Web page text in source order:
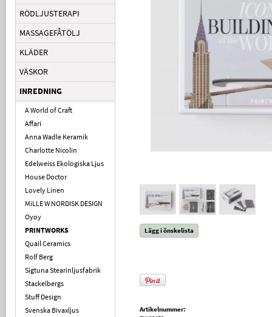
RÖDLJUSTERAPI
MASSAGEFÅTÖLJ
KLÄDER
VÄSKOR
INREDNING
A World of Craft
Affari
Anna Wadle Keramik
Charlotte Nicolin
Edelweiss Ekologiska Ljus
House Doctor
Lovely Linen
MiLLE W NORDISK DESIGN
Oyoy
PRINTWORKS
Quail Ceramics
Rolf Berg
Sigtuna Stearinljusfabrik
Stackelbergs
Stuff Design
Svenska Bivaxljus
Lägg i önskelista
Artikelnummer: